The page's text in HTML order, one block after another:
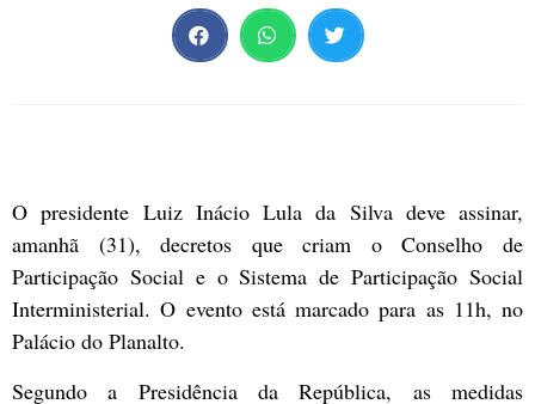
O presidente Luiz Inácio Lula da Silva deve assinar,
amanhã (31), decretos que criam o Conselho de
Participação Social e o Sistema de Participação Social
Interministerial. O evento está marcado para as 11h, no
Palácio do Planalto.
Segundo a Presidência da República, as medidas